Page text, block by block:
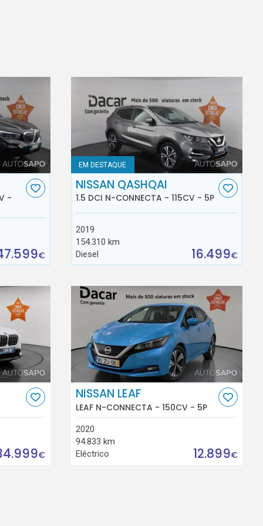
-
€
EM DESTAQUE
NISSAN QASHQAI
1.5 DCI N-CONNECTA - 115CV - 5P
2019
154.310 km
Diesel
16.499€
€
NISSAN LEAF
LEAF N-CONNECTA - 150CV - 5P
2020
94.833 km
Eléctrico
12.899€